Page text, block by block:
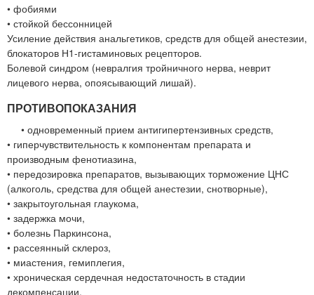
• фобиями
• стойкой бессонницей
Усиление действия анальгетиков, средств для общей анестезии,
блокаторов Н1-гистаминовых рецепторов.
Болевой синдром (невралгия тройничного нерва, неврит
лицевого нерва, опоясывающий лишай).
ПРОТИВОПОКАЗАНИЯ
• одновременный прием антигипертензивных средств,
• гиперчувствительность к компонентам препарата и
производным фенотиазина,
• передозировка препаратов, вызывающих торможение ЦНС
(алкоголь, средства для общей анестезии, снотворные),
• закрытоугольная глаукома,
• задержка мочи,
• болезнь Паркинсона,
• рассеянный склероз,
• миастения, гемиплегия,
• хроническая сердечная недостаточность в стадии
декомпенсации,